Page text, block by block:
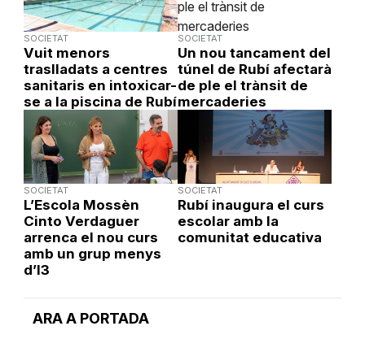
ARA A PORTADA
SOCIETAT
Vuit menors
traslladats a centres
sanitaris en intoxicar-
se a la piscina de Rubí
SOCIETAT
Un nou tancament del
túnel de Rubí afectarà
de ple el trànsit de
mercaderies
SOCIETAT
L’Escola Mossèn
Cinto Verdaguer
arrenca el nou curs
amb un grup menys
d’I3
SOCIETAT
Rubí inaugura el curs
escolar amb la
comunitat educativa